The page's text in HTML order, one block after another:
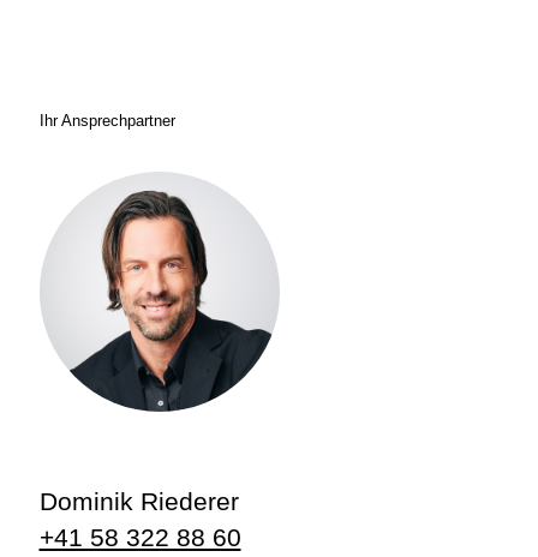
Ihr Ansprechpartner
Dominik Riederer
+41 58 322 88 60